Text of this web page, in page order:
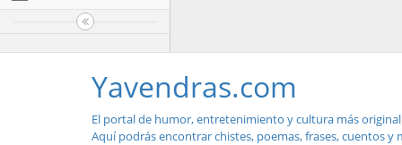
Yavendras.com
El portal de humor, entretenimiento y cultura más original
Aquí podrás encontrar chistes, poemas, frases, cuentos y